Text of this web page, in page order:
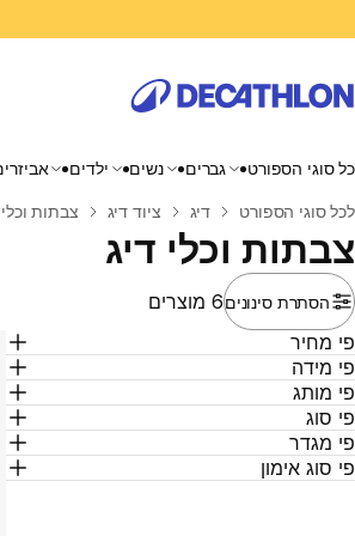
כל סוגי הספורט גברים נשים ילדים
בית
לכל סוגי הספורט דיג ציוד דיג צבתות
צבתות וכלי דיג
הסתרת סינונים6 מוצרים
מחיר
מידה
מותג
סוג
מגדר
סוג אימון